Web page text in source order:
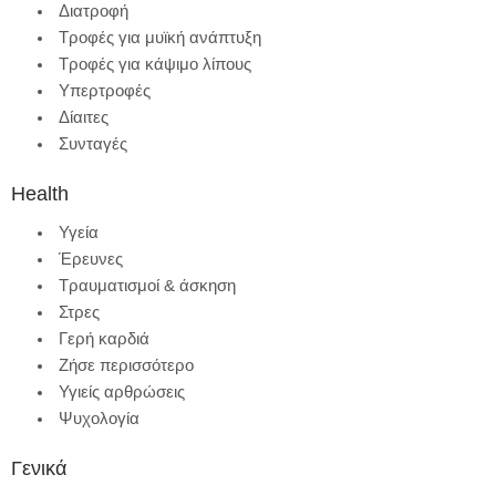
Διατροφή
Τροφές για μυϊκή ανάπτυξη
Τροφές για κάψιμο λίπους
Υπερτροφές
Δίαιτες
Συνταγές
Health
Υγεία
Έρευνες
Τραυματισμοί & άσκηση
Στρες
Γερή καρδιά
Ζήσε περισσότερο
Υγιείς αρθρώσεις
Ψυχολογία
Γενικά